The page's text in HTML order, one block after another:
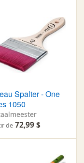
Spalter - One
1050
de 72,99 $